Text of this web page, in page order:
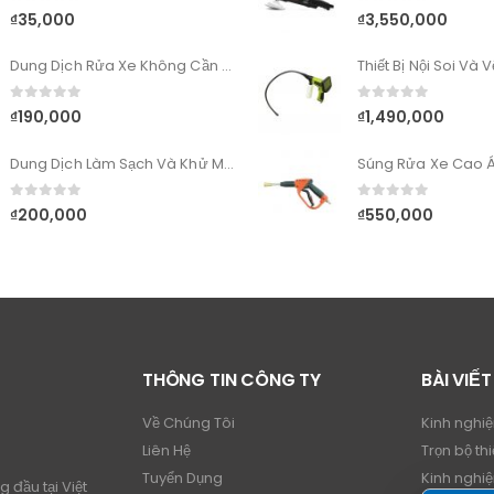
0out of 5
₫35,000
Dung Dịch Rửa Xe Không Cần Lau Sonax Xtreme Wash&Dry
0out of 5
₫190,000
Dung Dịch Làm Sạch Và Khử Mùi Vải Sonax Xtreme Upholstery & Alcantara Cleaner
0out of 5
₫200,000
0out of 5
₫3,550,000
0out of 5
₫1,490,000
Súng Rửa Xe Cao
0out of 5
₫550,000
đầu tại Việt
THÔNG TIN CÔNG TY
Về Chúng Tôi
Liên Hệ
Tuyển Dụng
BÀI
Kinh
Trọn bộ
Kinh